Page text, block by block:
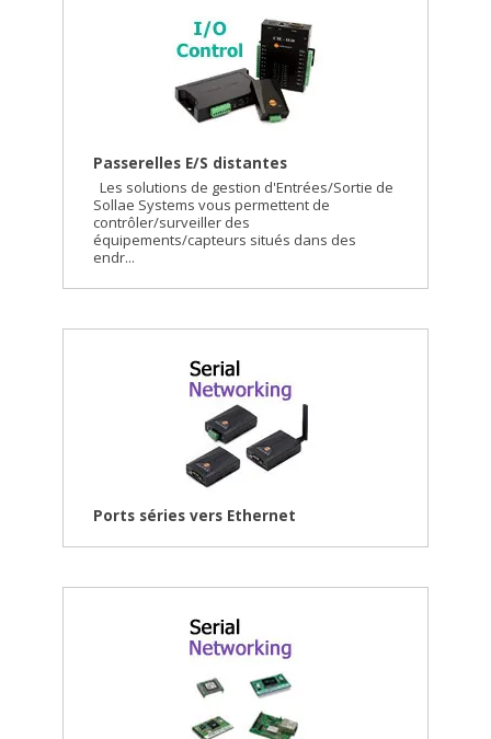
Passerelles E/S distantes
Les solutions de gestion d'Entrées/Sortie de
Sollae Systems vous permettent de
contrôler/surveiller des
équipements/capteurs situés dans des
endr...
Ports séries vers Ethernet